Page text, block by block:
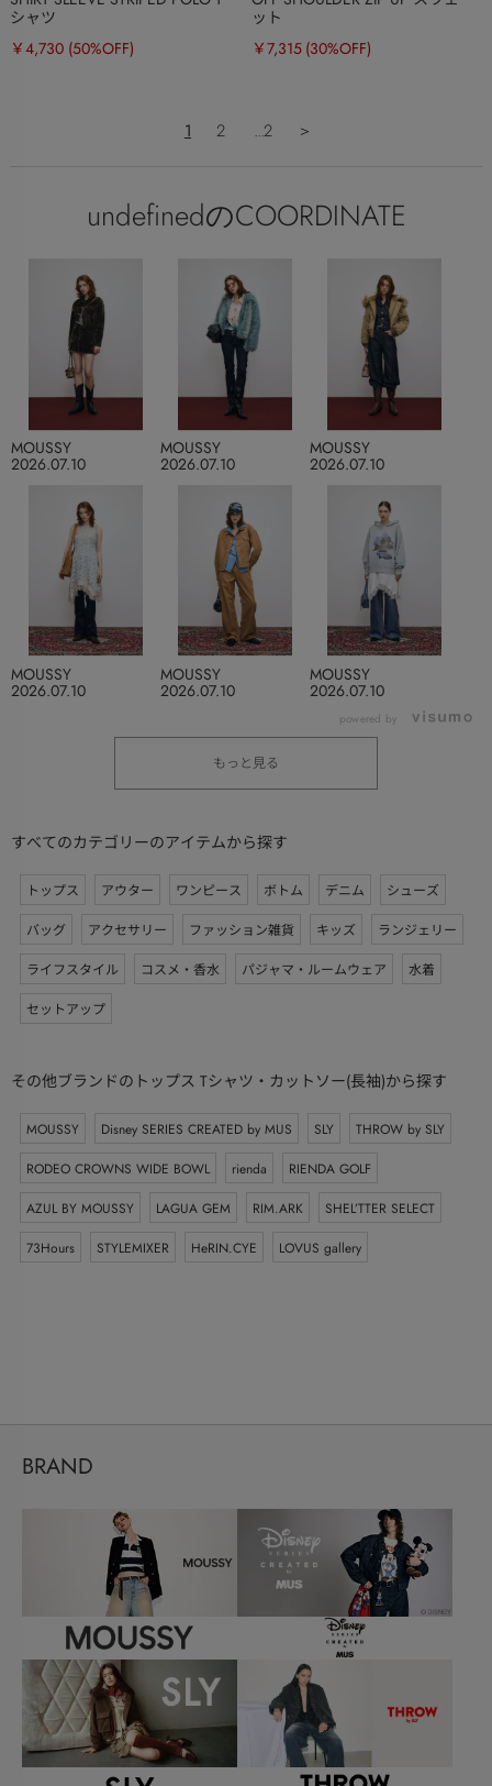
シャツ
￥4,730 (50%OFF)
ット
￥7,315 (30%OFF)
1 2 ...2 ＞
undefinedのCOORDINATE
2026.07.10
MOUSSY
2026.07.10
MOUSSY
2026.07.10
MOUSSY
2026.07.10
MOUSSY
2026.07.10
MOUSSY
2026.07.10
MOUSSY
powered by
もっと見る
すべてのカテゴリーのアイテムから探す
トップス アウター ワンピース ボトム デニム
シューズ
バッグ
アクセサリー ファッション雑貨 キッズ
ランジェリー
ライフスタイル
コスメ・香水 パジャマ・ルームウェア
水着
セットアップ
その他ブランドのトップス Tシャツ・カットソー(長袖)から探す
MOUSSY Disney SERIES CREATED by MUS SLY
THROW by SLY
RODEO CROWNS WIDE BOWL
rienda
RIENDA GOLF
AZUL BY MOUSSY
LAGUA GEM RIM.ARK
SHEL’TTER SELECT
73Hours
STYLEMIXER HeRIN.CYE LOVUS gallery
BRAND